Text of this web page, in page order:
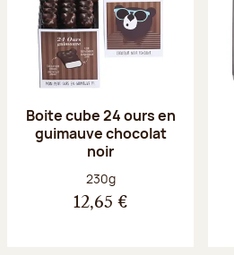
Boite cube 24 ours en
guimauve chocolat
noir
Poids net :
230g
12,65 €